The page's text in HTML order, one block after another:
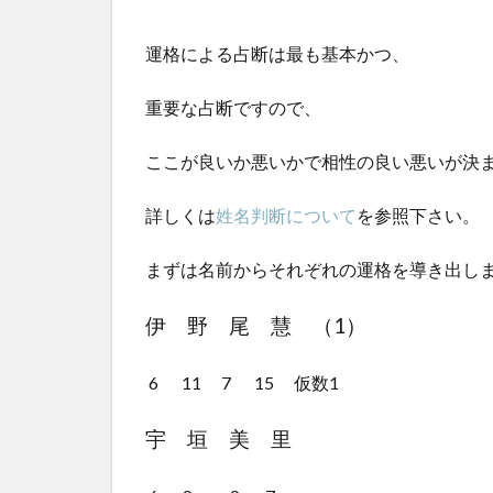
運格による占断は最も基本かつ、
重要な占断ですので、
ここが良いか悪いかで相性の良い悪いが決
詳しくは姓名判断について を参照下さい。
まずは名前からそれぞれの運格を導き出しま
伊 野 尾 慧 （1）
6 11 7 15 仮数1
宇 垣 美 里